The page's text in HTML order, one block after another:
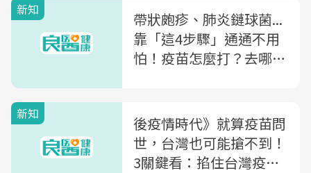
新知
帶狀皰疹、肺炎鏈球菌...
靠「這4步驟」通通不用
怕！疫苗怎麼打？去哪裡
新知
後疫情時代》就算疫苗問
世，台灣也可能搶不到！
3關鍵看：掐住台灣疫苗